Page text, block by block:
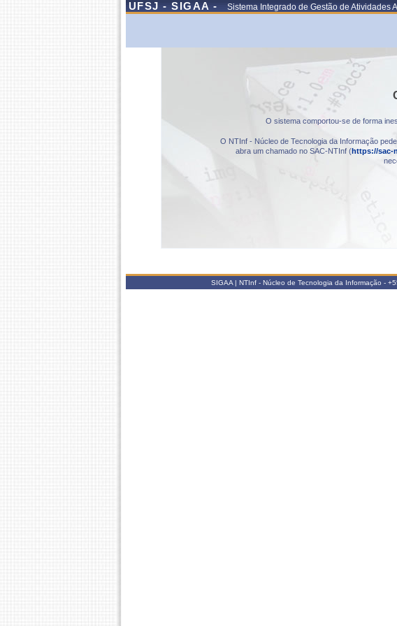
UFSJ - SIGAA - Sistema Integrado de Gestão de Atividades
O sistema comportou-se de forma
O NTInf - Núcleo de Tecnologia da Informação
abra um chamado no SAC-NTInf (https://sac-
SIGAA | NTInf - Núcleo de Tecnologia da Informação -